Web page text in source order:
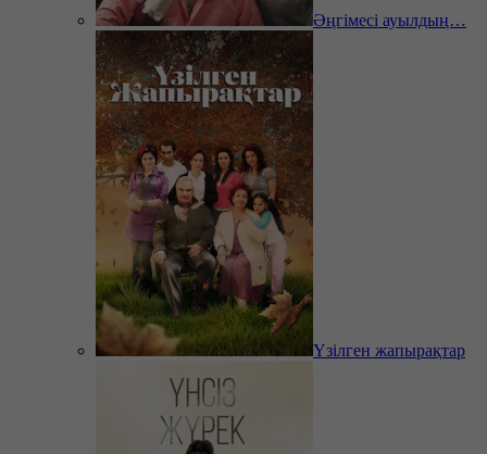
Әңгімесі ауылдың…
Үзілген жапырақтар